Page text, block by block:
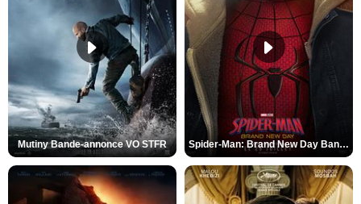
Mutiny Bande-annonce VO STFR Spider-Man: Brand New Day Bande-annonce VO STFR